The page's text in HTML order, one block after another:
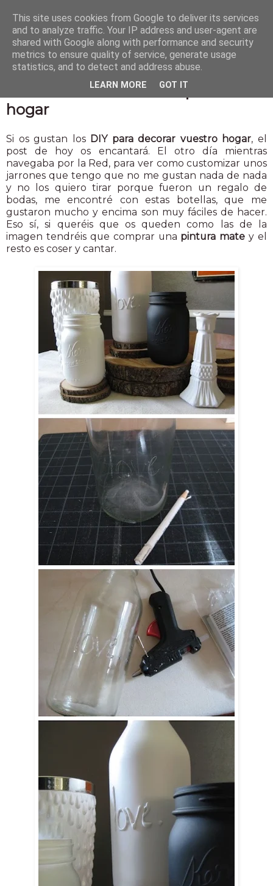
DIY botellas decorativas para tu
hogar
Si os gustan los DIY para decorar vuestro hogar, el
post de hoy os encantará. El otro día mientras
navegaba por la Red, para ver como customizar unos
jarrones que tengo que no me gustan nada de nada
y no los quiero tirar porque fueron un regalo de
bodas, me encontré con estas botellas, que me
gustaron mucho y encima son muy fáciles de hacer.
Eso sí, si queréis que os queden como las de la
imagen tendréis que comprar una pintura mate y el
resto es coser y cantar.
This site uses cookies from Google to deliver its services
and to analyze traffic. Your IP address and user-agent are
shared with Google along with performance and security
metrics to ensure quality of service, generate usage
statistics, and to detect and address abuse.
LEARN MORE GOT IT